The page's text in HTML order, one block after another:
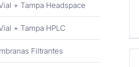
+ Tampa Headspace
+ Tampa HPLC
Filtrantes